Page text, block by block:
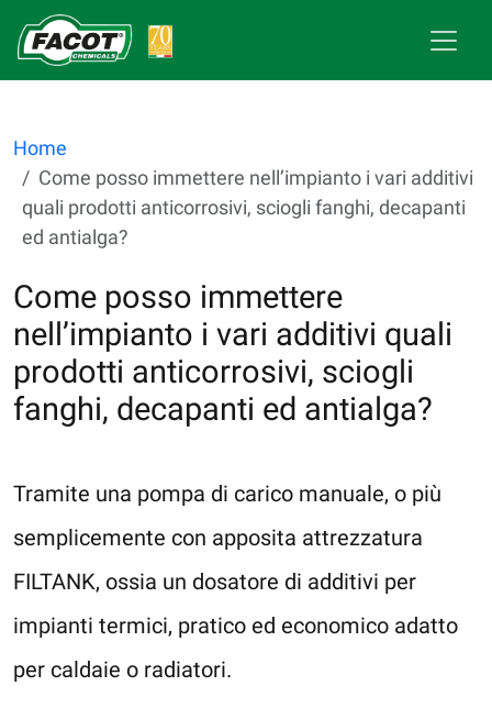
Home
Come posso immettere nell’impianto i vari additivi
quali prodotti anticorrosivi, sciogli fanghi, decapanti
ed antialga?
Come posso immettere
nell’impianto i vari additivi quali
prodotti anticorrosivi, sciogli
fanghi, decapanti ed antialga?
Tramite una pompa di carico manuale, o più
semplicemente con apposita attrezzatura
FILTANK, ossia un dosatore di additivi per
impianti termici, pratico ed economico adatto
per caldaie o radiatori.